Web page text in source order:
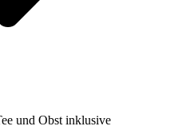
und Obst inklusive